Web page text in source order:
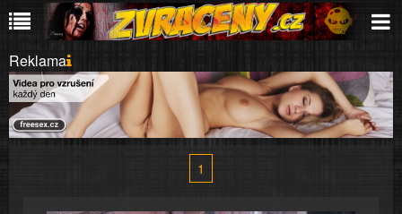
Reklama
1